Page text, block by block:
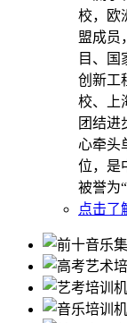
校，欧
盟成员
目、国
创新工
校、上
团结进
心牵头
位，是
被誉为
点击了